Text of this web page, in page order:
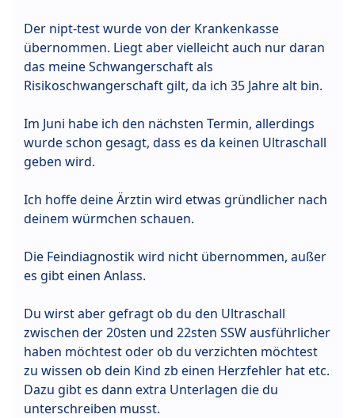
Der nipt-test wurde von der Krankenkasse
übernommen. Liegt aber vielleicht auch nur daran
das meine Schwangerschaft als
Risikoschwangerschaft gilt, da ich 35 Jahre alt bin.
Im Juni habe ich den nächsten Termin, allerdings
wurde schon gesagt, dass es da keinen Ultraschall
geben wird.
Ich hoffe deine Ärztin wird etwas gründlicher nach
deinem würmchen schauen.
Die Feindiagnostik wird nicht übernommen, außer
es gibt einen Anlass.
Du wirst aber gefragt ob du den Ultraschall
zwischen der 20sten und 22sten SSW ausführlicher
haben möchtest oder ob du verzichten möchtest
zu wissen ob dein Kind zb einen Herzfehler hat etc.
Dazu gibt es dann extra Unterlagen die du
unterschreiben musst.